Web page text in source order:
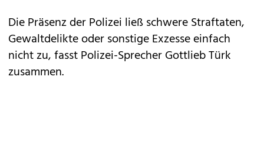
Die Präsenz der Polizei ließ schwere Straftaten,
Gewaltdelikte oder sonstige Exzesse einfach
nicht zu, fasst Polizei-Sprecher Gottlieb Türk
zusammen.